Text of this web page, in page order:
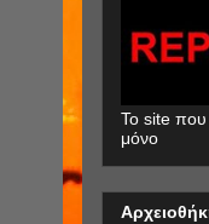
To site που
μόνο